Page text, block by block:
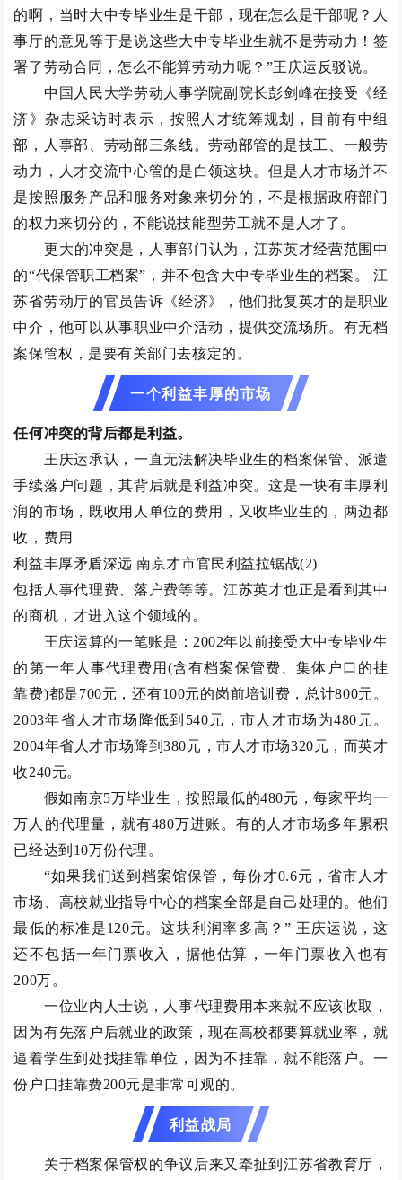
的啊，当时大中专毕业生是干部，现在怎么是干部呢？人
事厅的意见等于是说这些大中专毕业生就不是劳动力！签
署了劳动合同，怎么不能算劳动力呢？”王庆运反驳说。
中国人民大学劳动人事学院副院长彭剑峰在接受《经
济》杂志采访时表示，按照人才统筹规划，目前有中组
部，人事部、劳动部三条线。劳动部管的是技工、一般劳
动力，人才交流中心管的是白领这块。但是人才市场并不
是按照服务产品和服务对象来切分的，不是根据政府部门
的权力来切分的，不能说技能型劳工就不是人才了。
更大的冲突是，人事部门认为，江苏英才经营范围中
的“代保管职工档案”，并不包含大中专毕业生的档案。 江
苏省劳动厅的官员告诉《经济》，他们批复英才的是职业
中介，他可以从事职业中介活动，提供交流场所。有无档
案保管权，是要有关部门去核定的。
一个利益丰厚的市场
任何冲突的背后都是利益。
王庆运承认，一直无法解决毕业生的档案保管、派遣
手续落户问题，其背后就是利益冲突。这是一块有丰厚利
润的市场，既收用人单位的费用，又收毕业生的，两边都
收，费用
利益丰厚矛盾深远 南京才市官民利益拉锯战(2)
包括人事代理费、落户费等等。江苏英才也正是看到其中
的商机，才进入这个领域的。
王庆运算的一笔账是：2002年以前接受大中专毕业生
的第一年人事代理费用(含有档案保管费、集体户口的挂
靠费)都是700元，还有100元的岗前培训费，总计800元。
2003年省人才市场降低到540元，市人才市场为480元。
2004年省人才市场降到380元，市人才市场320元，而英才
收240元。
假如南京5万毕业生，按照最低的480元，每家平均一
万人的代理量，就有480万进账。有的人才市场多年累积
已经达到10万份代理。
“如果我们送到档案馆保管，每份才0.6元，省市人才
市场、高校就业指导中心的档案全部是自己处理的。他们
最低的标准是120元。这块利润率多高？” 王庆运说，这
还不包括一年门票收入，据他估算，一年门票收入也有
200万。
一位业内人士说，人事代理费用本来就不应该收取，
因为有先落户后就业的政策，现在高校都要算就业率，就
逼着学生到处找挂靠单位，因为不挂靠，就不能落户。一
份户口挂靠费200元是非常可观的。
利益战局
关于档案保管权的争议后来又牵扯到江苏省教育厅，